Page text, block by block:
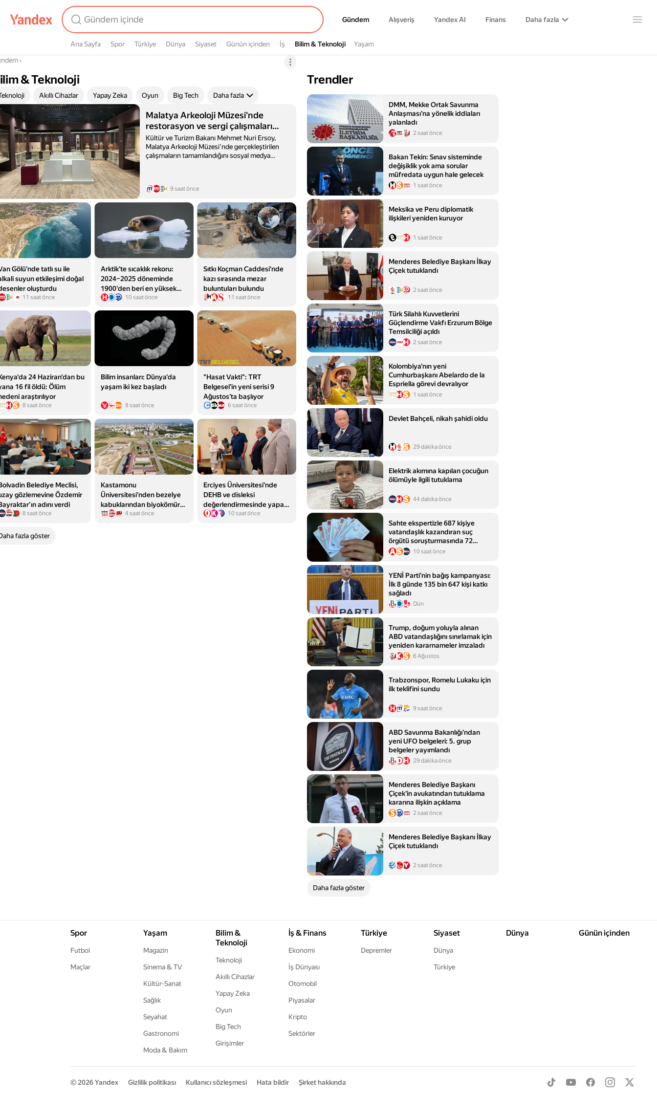
Gündem
Gündem Alışveriş Yandex AI Finans Daha fazla
Ana Sayfa Spor Türkiye Dünya Siyaset Günün içinden İş Bilim & Teknoloji
Bilim & Teknoloji Yaşam
›
& Teknoloji
Akıllı Cihazlar Yapay Zeka Oyun Big Tech Daha fazla
Malatya Arkeoloji Müzesi'nde
restorasyon ve sergi çalışmaları
tamamlandı
Kültür ve Turizm Bakanı Mehmet Nuri Ersoy,
Malatya Arkeoloji Müzesi’nde gerçekleştirilen
çalışmaların tamamlandığını sosyal medya
9 saat önce
Gölü'nde tatlı su ile
suyun etkileşimi doğal
oluşturdu
11 saat önce
Arktik'te sıcaklık rekoru:
2024–2025 döneminde
1900'den beri en yüksek
seviyeye ulaşıldı
10 saat önce
Sıtkı Koçman Caddesi'nde
kazı sırasında mezar
buluntuları bulundu
11 saat önce
24 Haziran'dan bu
16 fil öldü: Ölüm
araştırılıyor
8 saat önce
Bilim insanları: Dünya'da
yaşam iki kez başladı
8 saat önce
"Hasat Vakti": TRT
Belgesel'in yeni serisi 9
Ağustos'ta başlıyor
6 saat önce
Belediye Meclisi,
gözlemevine Özdemir
adını verdi
8 saat önce
Kastamonu
Üniversitesi'nden bezelye
kabuklarından biyokömür
üretildi 4 saat önce
Erciyes Üniversitesi'nde
DEHB ve disleksi
değerlendirmesinde yapay
zekâ kullanımı başladı
10 saat önce
fazla göster
Trendler
DMM, Mekke Ortak Savunma
Anlaşması'na yönelik iddiaları
yalanladı
2 saat önce
Bakan Tekin: Sınav sisteminde
değişiklik yok ama sorular
müfredata uygun hale gelecek
1 saat önce
Meksika ve Peru diplomatik
ilişkileri yeniden kuruyor
1 saat önce
Menderes Belediye Başkanı İlkay
Çiçek tutuklandı
2 saat önce
Türk Silahlı Kuvvetlerini
Güçlendirme Vakfı Erzurum Bölge
Temsilciliği açıldı
2 saat önce
Kolombiya'nın yeni
Cumhurbaşkanı Abelardo de la
Espriella görevi devralıyor
1 saat önce
Devlet Bahçeli, nikah şahidi oldu
29 dakika önce
Elektrik akımına kapılan çocuğun
ölümüyle ilgili tutuklama
44 dakika önce
Sahte ekspertizle 687 kişiye
vatandaşlık kazandıran suç
örgütü soruşturmasında 72
şüpheli adliyeye sevk edildi
10 saat önce
YENİ Parti'nin bağış kampanyası:
İlk 8 günde 135 bin 647 kişi katkı
sağladı
Dün
Trump, doğum yoluyla alınan
ABD vatandaşlığını sınırlamak için
yeniden kararnameler imzaladı
6 Ağustos
Trabzonspor, Romelu Lukaku için
ilk teklifini sundu
9 saat önce
ABD Savunma Bakanlığı'ndan
yeni UFO belgeleri: 5. grup
belgeler yayımlandı
29 dakika önce
Menderes Belediye Başkanı
Çiçek'in avukatından tutuklama
kararına ilişkin açıklama
2 saat önce
Menderes Belediye Başkanı İlkay
Çiçek tutuklandı
2 saat önce
Daha fazla göster
Spor
Futbol
Maçlar
Yaşam
Magazin
Sinema & TV
Kültür-Sanat
Sağlık
Seyahat
Gastronomi
Moda & Bakım
Bilim &
Teknoloji
Teknoloji
Akıllı Cihazlar
Yapay Zeka
Oyun
Big Tech
Girişimler
İş & Finans
Ekonomi
İş Dünyası
Otomobil
Piyasalar
Kripto
Sektörler
Türkiye
Depremler
Siyaset
Dünya
Türkiye
Dünya Günün içinden
© 2026Yandex Gizlilik politikası Kullanıcı sözleşmesi Hata bildir Şirket hakkında